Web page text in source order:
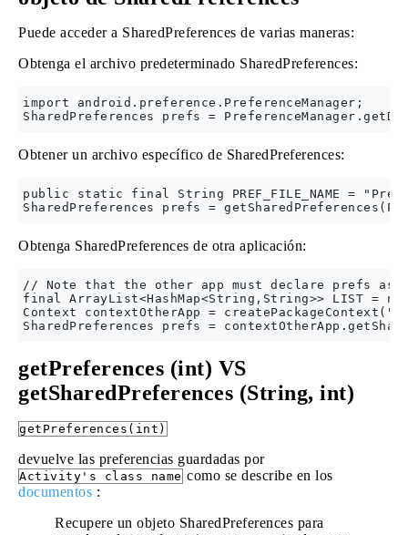
Puede acceder a SharedPreferences de varias maneras:
Obtenga el archivo predeterminado SharedPreferences:
import android.preference.PreferenceManager;
Obtener un archivo específico de SharedPreferences:
public static final String PREF_FILE_NAME =
Obtenga SharedPreferences de otra aplicación:
// Note that the other app must declare prefs as
final ArrayList<HashMap<String,String>> LIST =
Context contextOtherApp =
getPreferences (int) VS
getSharedPreferences (String, int)
getPreferences(int)
devuelve las preferencias guardadas por
Activity's class name como se describe en los
documentos :
Recupere un objeto SharedPreferences para